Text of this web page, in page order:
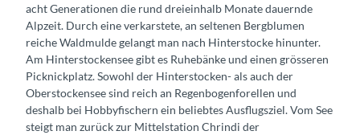
acht Generationen die rund dreieinhalb Monate dauernde
Alpzeit. Durch eine verkarstete, an seltenen Bergblumen
reiche Waldmulde gelangt man nach Hinterstocke hinunter.
Am Hinterstockensee gibt es Ruhebänke und einen grösseren
Picknickplatz. Sowohl der Hinterstocken- als auch der
Oberstockensee sind reich an Regenbogenforellen und
deshalb bei Hobbyfischern ein beliebtes Ausflugsziel. Vom See
steigt man zurück zur Mittelstation Chrindi der